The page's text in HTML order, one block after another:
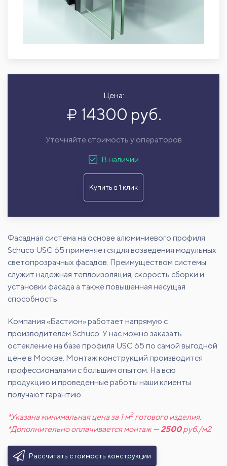
Цена:
14300 руб.
Уточняйте стоимость у операторов
В наличии
Купить в 1 клик
Фасадная система на основе алюминиевого профиля
Schuco USC 65 применяется для возведения модульных
светопрозрачных фасадов. Преимуществом системы
служит надежная теплоизоляция, скорость сборки и
установки фасада а также повышенная несущая
способность.
Компания «Бастион» работает напрямую с
производителем Schuco. У нас можно заказать
остекление на базе профиля USC 65 по самой выгодной
цене в Москве. Монтаж конструкций производится
профессионалами с большим опытом. На всю
продукцию и проведенные работы наши клиенты
получают гарантию.
*Указана минимальная цена за 1 м2готового изделия.
*Дополнительно оплачивается монтаж — 2500руб./м2
Рассчитать стоимость конструкции